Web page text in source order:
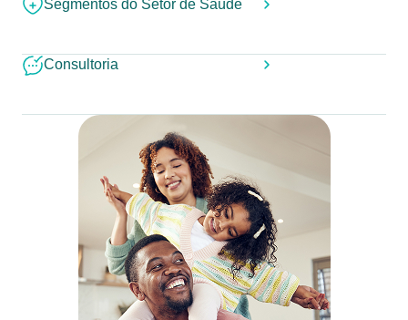
Segmentos do Setor de Saúde
Consultoria